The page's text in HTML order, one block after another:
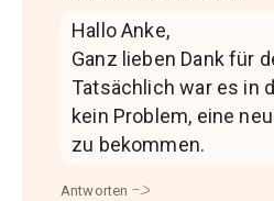
Hallo Anke,
Ganz lieben Dank für
Tatsächlich war es in
kein Problem, eine
zu bekommen.
Antworten